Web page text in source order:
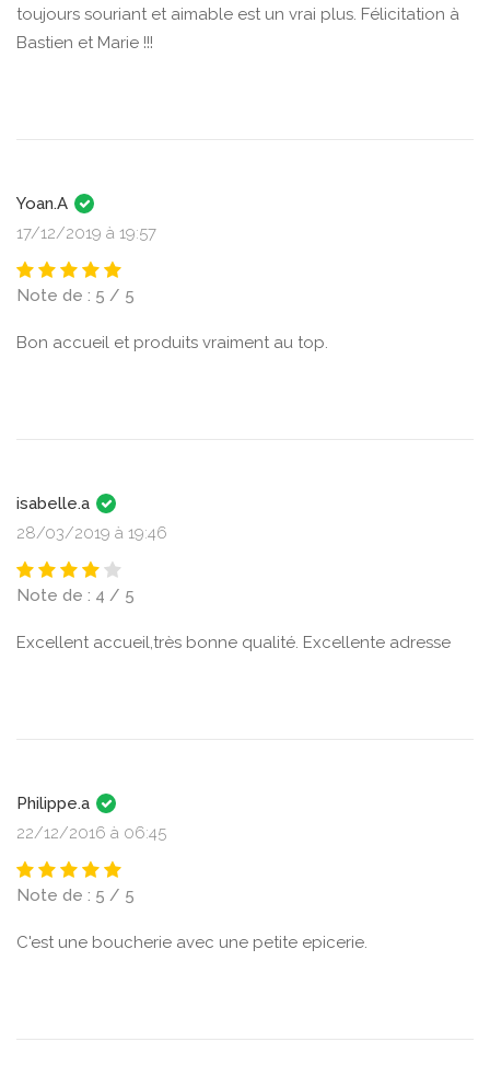
toujours souriant et aimable est un vrai plus. Félicitation à
Bastien et Marie !!!
Yoan.A
17/12/2019 à 19:57
Note de : 5 / 5
Bon accueil et produits vraiment au top.
isabelle.a
28/03/2019 à 19:46
Note de : 4 / 5
Excellent accueil,très bonne qualité. Excellente adresse
Philippe.a
22/12/2016 à 06:45
Note de : 5 / 5
C'est une boucherie avec une petite epicerie.